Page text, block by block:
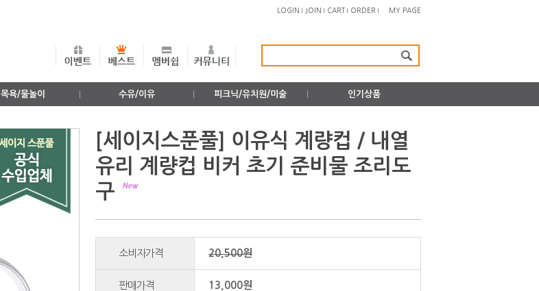
LOGIN JOIN CART ORDER MY PAGE
목욕/물놀이 수유/이유 피크닉/유치원/미술 인기상품
[세이지스푼풀] 이유식 계량컵 / 내열
유리 계량컵 비커 초기 준비물 조리도
구
소비자가격 20,500원
판매가격 13,000원